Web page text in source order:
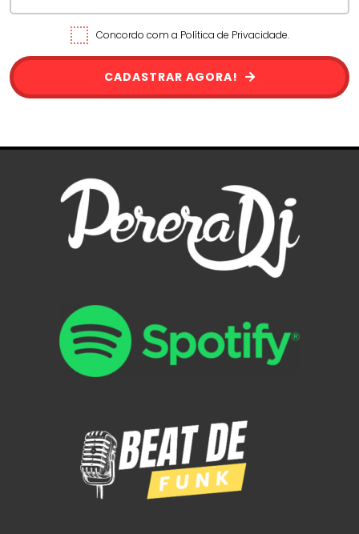
Concordo com a Política de Privacidade.
CADASTRAR AGORA!